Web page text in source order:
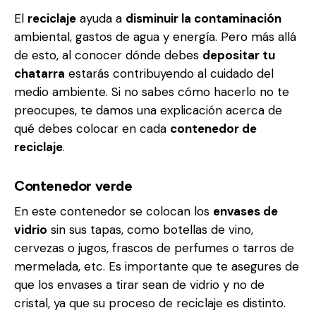
El reciclaje ayuda a disminuir la contaminación
ambiental, gastos de agua y energía. Pero más allá
de esto, al conocer dónde debes depositar tu
chatarra estarás contribuyendo al cuidado del
medio ambiente. Si no sabes cómo hacerlo no te
preocupes, te damos una explicación acerca de
qué debes colocar en cada contenedor de
reciclaje.
Contenedor verde
En este contenedor se colocan los envases de
vidrio sin sus tapas, como botellas de vino,
cervezas o jugos, frascos de perfumes o tarros de
mermelada, etc. Es importante que te asegures de
que los envases a tirar sean de vidrio y no de
cristal, ya que su proceso de reciclaje es distinto.